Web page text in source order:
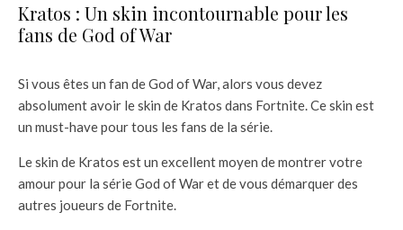
Kratos : Un skin incontournable pour les
fans de God of War
Si vous êtes un fan de God of War, alors vous devez
absolument avoir le skin de Kratos dans Fortnite. Ce skin est
un must-have pour tous les fans de la série.
Le skin de Kratos est un excellent moyen de montrer votre
amour pour la série God of War et de vous démarquer des
autres joueurs de Fortnite.